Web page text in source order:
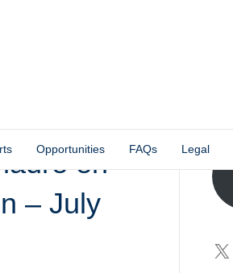
Opportunities FAQs Legal
en
– July
X